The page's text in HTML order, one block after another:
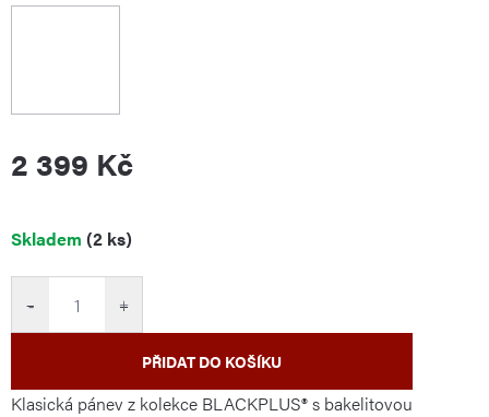
2 399 Kč
Měrná
Skladem (2 ks)
+
−
PŘIDAT DO KOŠÍKU
Klasická pánev z kolekce BLACKPLUS® s bakelitovou